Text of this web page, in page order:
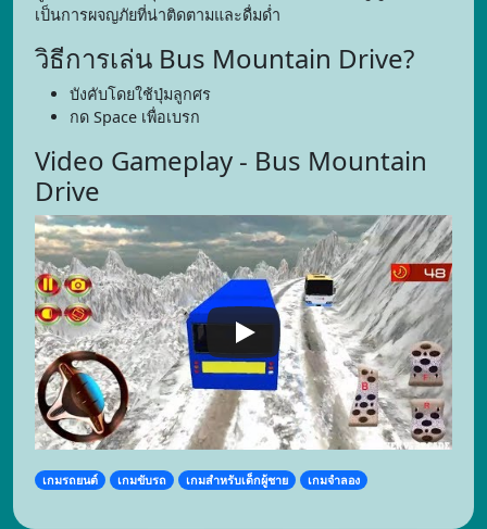
เป็นการผจญภัยที่น่าติดตามและดื่มด่ำ
วิธีการเล่น Bus Mountain Drive?
บังคับโดยใช้ปุ่มลูกศร
กด Space เพื่อเบรก
Video Gameplay - Bus Mountain
Drive
เกมรถยนต์ เกมขับรถ เกมสำหรับเด็กผู้ชาย เกมจำลอง